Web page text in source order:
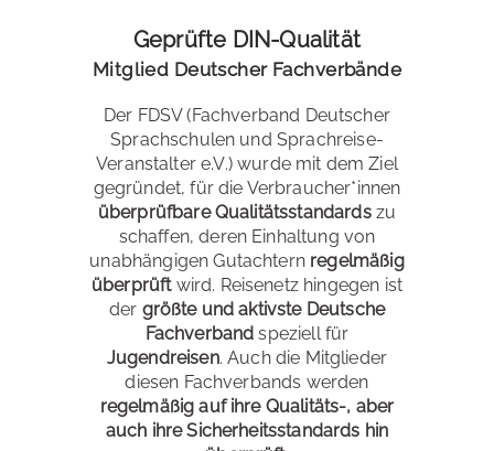
Geprüfte DIN-Qualität
Mitglied Deutscher Fachverbände
Der FDSV (Fachverband Deutscher
Sprachschulen und Sprachreise-
Veranstalter e.V.) wurde mit dem Ziel
gegründet, für die Verbraucher*innen
überprüfbare Qualitätsstandardszu
schaffen, deren Einhaltung von
unabhängigen Gutachtern regelmäßig
überprüftwird. Reisenetz hingegen ist
der größte und aktivste Deutsche
Fachverband speziell für
Jugendreisen. Auch die Mitglieder
diesen Fachverbands werden
regelmäßig auf ihre Qualitäts-, aber
auch ihre Sicherheitsstandards hin